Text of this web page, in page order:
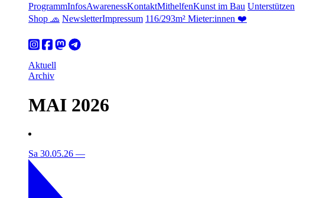
ProgrammInfosAwarenessKontaktMithelfenKunst im Bau Unterstützen
Shop 🧢 NewsletterImpressum 116/293m² Mieter:innen ❤️
Aktuell
Archiv
MAI 2026
Sa 30.05.26 —